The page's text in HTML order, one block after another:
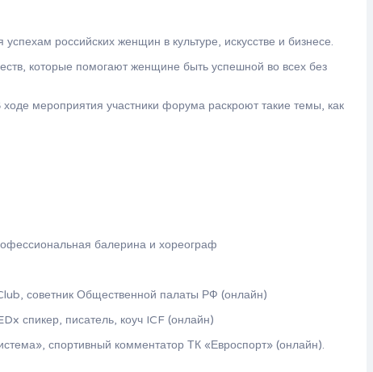
российских женщин в культуре, искусстве и бизнесе.
которые помогают женщине быть успешной во всех без
мероприятия участники форума раскроют такие темы, как
балерина и хореограф
советник Общественной палаты РФ (онлайн)
спикер, писатель, коуч ICF (онлайн)
спортивный комментатор ТК «Евроспорт» (онлайн).